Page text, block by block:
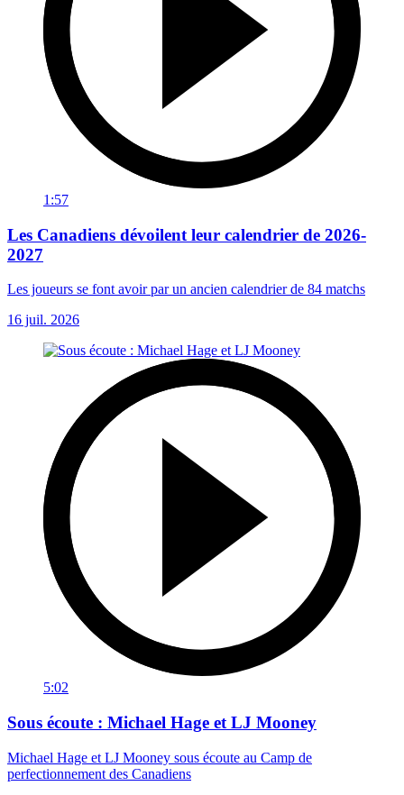
1:57
Les Canadiens dévoilent leur calendrier de 2026-
2027
Les joueurs se font avoir par un ancien calendrier de 84 matchs
16 juil. 2026
5:02
Sous écoute : Michael Hage et LJ Mooney
Michael Hage et LJ Mooney sous écoute au Camp de
perfectionnement des Canadiens